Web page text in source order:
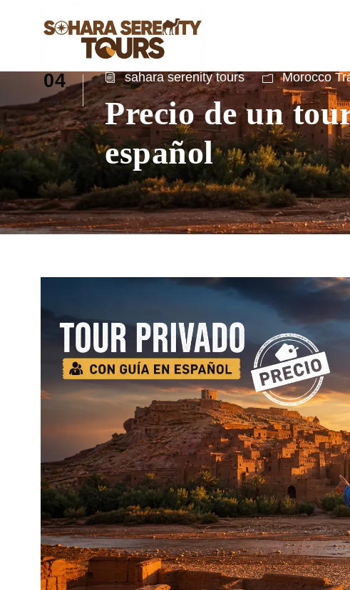
04
JUL
sahara serenity tours Morocco
Precio de un
español